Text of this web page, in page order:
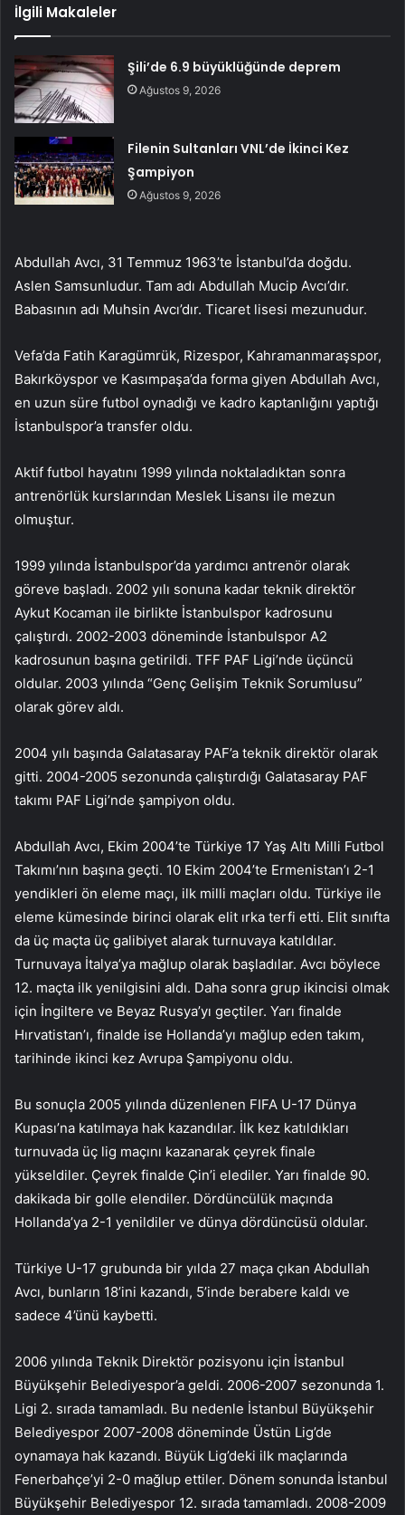
İlgili Makaleler
Şili’de 6.9 büyüklüğünde deprem
Ağustos 9, 2026
Filenin Sultanları VNL’de İkinci Kez
Şampiyon
Ağustos 9, 2026
Abdullah Avcı, 31 Temmuz 1963’te İstanbul’da doğdu.
Aslen Samsunludur. Tam adı Abdullah Mucip Avcı’dır.
Babasının adı Muhsin Avcı’dır. Ticaret lisesi mezunudur.
Vefa’da Fatih Karagümrük, Rizespor, Kahramanmaraşspor,
Bakırköyspor ve Kasımpaşa’da forma giyen Abdullah Avcı,
en uzun süre futbol oynadığı ve kadro kaptanlığını yaptığı
İstanbulspor’a transfer oldu.
Aktif futbol hayatını 1999 yılında noktaladıktan sonra
antrenörlük kurslarından Meslek Lisansı ile mezun
olmuştur.
1999 yılında İstanbulspor’da yardımcı antrenör olarak
göreve başladı. 2002 yılı sonuna kadar teknik direktör
Aykut Kocaman ile birlikte İstanbulspor kadrosunu
çalıştırdı. 2002-2003 döneminde İstanbulspor A2
kadrosunun başına getirildi. TFF PAF Ligi’nde üçüncü
oldular. 2003 yılında “Genç Gelişim Teknik Sorumlusu”
olarak görev aldı.
2004 yılı başında Galatasaray PAF’a teknik direktör olarak
gitti. 2004-2005 sezonunda çalıştırdığı Galatasaray PAF
takımı PAF Ligi’nde şampiyon oldu.
Abdullah Avcı, Ekim 2004’te Türkiye 17 Yaş Altı Milli Futbol
Takımı’nın başına geçti. 10 Ekim 2004’te Ermenistan’ı 2-1
yendikleri ön eleme maçı, ilk milli maçları oldu. Türkiye ile
eleme kümesinde birinci olarak elit ırka terfi etti. Elit sınıfta
da üç maçta üç galibiyet alarak turnuvaya katıldılar.
Turnuvaya İtalya’ya mağlup olarak başladılar. Avcı böylece
12. maçta ilk yenilgisini aldı. Daha sonra grup ikincisi olmak
için İngiltere ve Beyaz Rusya’yı geçtiler. Yarı finalde
Hırvatistan’ı, finalde ise Hollanda’yı mağlup eden takım,
tarihinde ikinci kez Avrupa Şampiyonu oldu.
Bu sonuçla 2005 yılında düzenlenen FIFA U-17 Dünya
Kupası’na katılmaya hak kazandılar. İlk kez katıldıkları
turnuvada üç lig maçını kazanarak çeyrek finale
yükseldiler. Çeyrek finalde Çin’i elediler. Yarı finalde 90.
dakikada bir golle elendiler. Dördüncülük maçında
Hollanda’ya 2-1 yenildiler ve dünya dördüncüsü oldular.
Türkiye U-17 grubunda bir yılda 27 maça çıkan Abdullah
Avcı, bunların 18’ini kazandı, 5’inde berabere kaldı ve
sadece 4’ünü kaybetti.
2006 yılında Teknik Direktör pozisyonu için İstanbul
Büyükşehir Belediyespor’a geldi. 2006-2007 sezonunda 1.
Ligi 2. sırada tamamladı. Bu nedenle İstanbul Büyükşehir
Belediyespor 2007-2008 döneminde Üstün Lig’de
oynamaya hak kazandı. Büyük Lig’deki ilk maçlarında
Fenerbahçe’yi 2-0 mağlup ettiler. Dönem sonunda İstanbul
Büyükşehir Belediyespor 12. sırada tamamladı. 2008-2009